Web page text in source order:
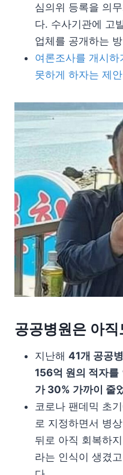
심의위 등록을 의
다. 수사기관에 고
업체를 공개하는
여론조사를 개시
못하게 하자는 제
공공병원은 아
지난해 41개 공공
156억 원의 적자를
가 30% 가까이 줄
코로나 팬데믹 초
로 지정하면서 병
뒤로 아직 회복하
라는 인식이 생겼